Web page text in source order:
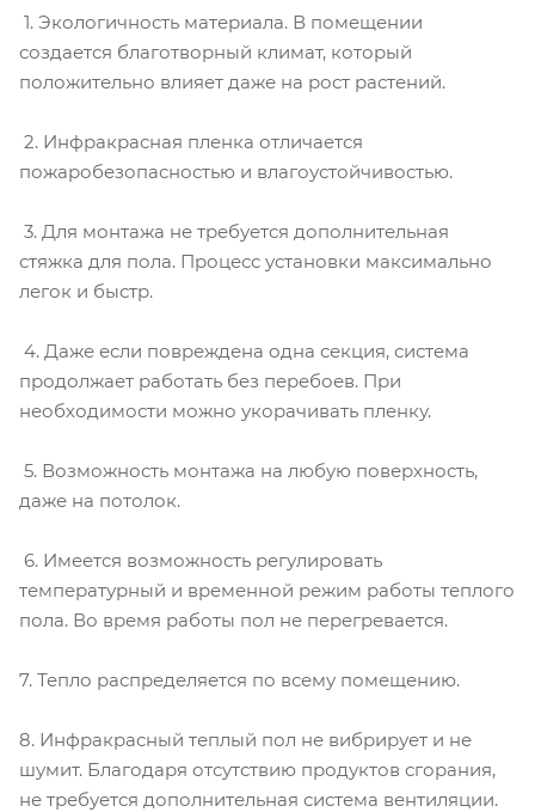
1. Экологичность материала. В помещении
создается благотворный климат, который
положительно влияет даже на рост растений.
2. Инфракрасная пленка отличается
пожаробезопасностью и влагоустойчивостью.
3. Для монтажа не требуется дополнительная
стяжка для пола. Процесс установки максимально
легок и быстр.
4. Даже если повреждена одна секция, система
продолжает работать без перебоев. При
необходимости можно укорачивать пленку.
5. Возможность монтажа на любую поверхность,
даже на потолок.
6. Имеется возможность регулировать
температурный и временной режим работы теплого
пола. Во время работы пол не перегревается.
7. Тепло распределяется по всему помещению.
8. Инфракрасный теплый пол не вибрирует и не
шумит. Благодаря отсутствию продуктов сгорания,
не требуется дополнительная система вентиляции.